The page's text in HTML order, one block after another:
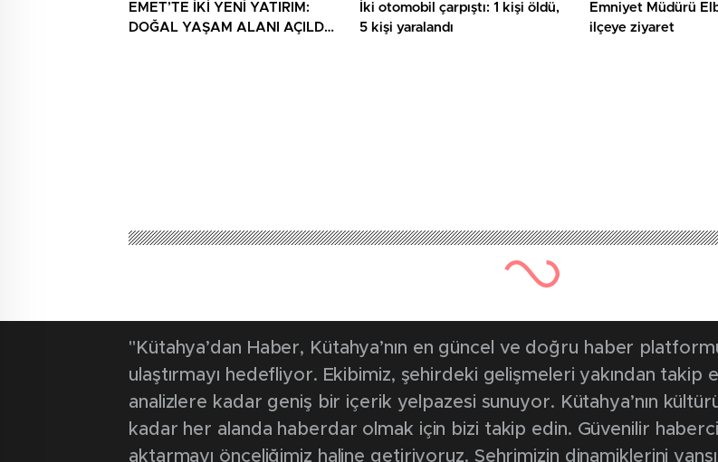
EMET’TE İKİ YENİ YATIRIM:
DOĞAL YAŞAM ALANI AÇILDI,
İki otomobil çarpıştı: 1 kişi öldü,
5 kişi yaralandı
Emniyet Müdürü
ilçeye ziyaret
126 kez okunmuştur
Orman Arama Kurtarma
hazırlanıyor